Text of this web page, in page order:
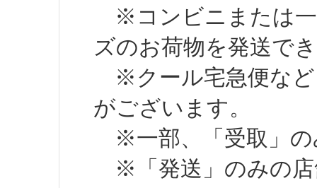
※コンビニまたは一
ズのお荷物を発送で
※クール宅急便など
がございます。
※一部、「受取」の
※「発送」のみの店